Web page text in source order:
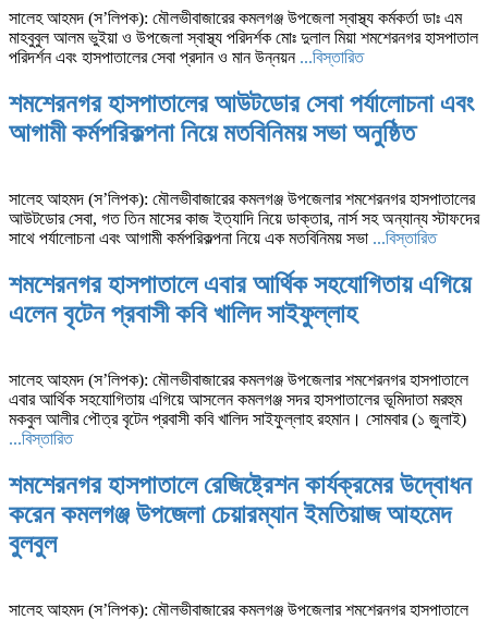
সালেহ আহমদ (স’লিপক): মৌলভীবাজারের কমলগঞ্জ উপজেলা স্বাস্থ্য কর্মকর্তা ডাঃ এম
মাহবুবুল আলম ভুইয়া ও উপজেলা স্বাস্থ্য পরিদর্শক মোঃ দুলাল মিয়া শমশেরনগর হাসপাতাল
পরিদর্শন এবং হাসপাতালের সেবা প্রদান ও মান উন্নয়ন ...বিস্তারিত
শমশেরনগর হাসপাতালের আউটডোর সেবা পর্যালোচনা এবং
আগামী কর্মপরিকল্পনা নিয়ে মতবিনিময় সভা অনুষ্ঠিত
সালেহ আহমদ (স’লিপক): মৌলভীবাজারের কমলগঞ্জ উপজেলার শমশেরনগর হাসপাতালের
আউটডোর সেবা, গত তিন মাসের কাজ ইত্যাদি নিয়ে ডাক্তার, নার্স সহ অন্যান্য স্টাফদের
সাথে পর্যালোচনা এবং আগামী কর্মপরিকল্পনা নিয়ে এক মতবিনিময় সভা ...বিস্তারিত
শমশেরনগর হাসপাতালে এবার আর্থিক সহযোগিতায় এগিয়ে
এলেন বৃটেন প্রবাসী কবি খালিদ সাইফুল্লাহ
সালেহ আহমদ (স’লিপক): মৌলভীবাজারের কমলগঞ্জ উপজেলার শমশেরনগর হাসপাতালে
এবার আর্থিক সহযোগিতায় এগিয়ে আসলেন কমলগঞ্জ সদর হাসপাতালের ভূমিদাতা মরহুম
মকবুল আলীর পৌত্র বৃটেন প্রবাসী কবি খালিদ সাইফুল্লাহ রহমান। সোমবার (১ জুলাই)
...বিস্তারিত
শমশেরনগর হাসপাতালে রেজিষ্ট্রেশন কার্যক্রমের উদ্বোধন
করেন কমলগঞ্জ উপজেলা চেয়ারম্যান ইমতিয়াজ আহমেদ
বুলবুল
সালেহ আহমদ (স’লিপক): মৌলভীবাজারের কমলগঞ্জ উপজেলার শমশেরনগর হাসপাতালে